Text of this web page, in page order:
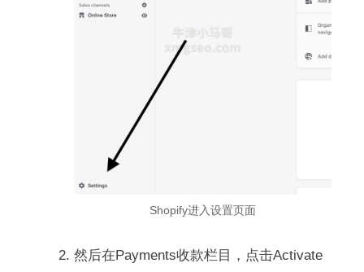
Shopify进入设置页面
然后在Payments收款栏目，点击Activate